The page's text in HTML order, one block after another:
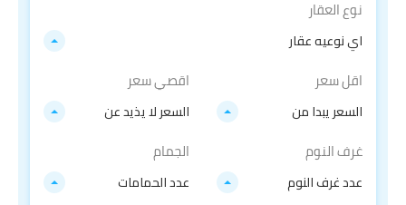
نوع العقار
اي نوعيه عقار
اقل سعر
السعر يبدا من
اقصي سعر
السعر لا يذيد عن
غرف النوم
عدد غرف النوم
الجمام
عدد الحمامات